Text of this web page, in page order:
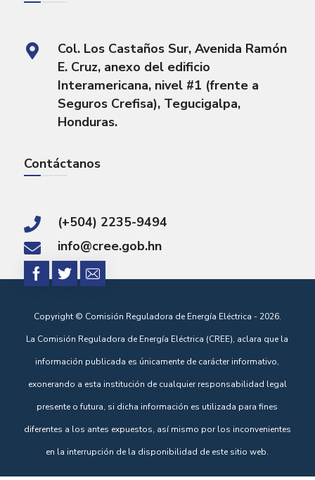
Col. Los Castaños Sur, Avenida Ramón
E. Cruz, anexo del edificio
Interamericana, nivel #1 (frente a
Seguros Crefisa), Tegucigalpa,
Honduras.
Contáctanos
(+504) 2235-9494
info@cree.gob.hn
Copyright © Comisión Reguladora de Energía Eléctrica - 2026.
La Comisión Reguladora de Energía Eléctrica (CREE), aclara que la
información publicada es únicamente de carácter informativo,
exonerando a esta institución de cualquier responsabilidad legal
presente o futura, si dicha información es utilizada para fines
diferentes a los antes expuestos, así mismo por los inconvenientes
en la interrupción de la disponibilidad de este sitio web.